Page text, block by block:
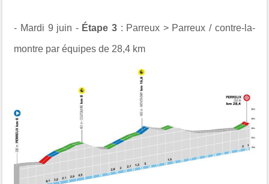
- Mardi 9 juin - Étape 3 : Parreux > Parreux / contre-la-
montre par équipes de 28,4 km